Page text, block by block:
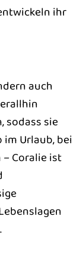
ihr
auch
sodass sie
im Urlaub, bei
Coralie ist